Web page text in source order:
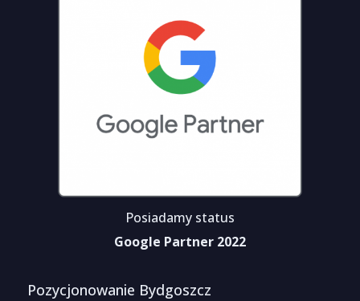
Posiadamy status
Google Partner 2022
Pozycjonowanie Bydgoszcz